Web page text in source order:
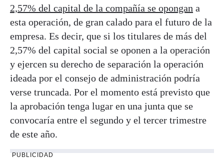
2,57% del capital de la compañía se opongan a
esta operación, de gran calado para el futuro de la
empresa. Es decir, que si los titulares de más del
2,57% del capital social se oponen a la operación
y ejercen su derecho de separación la operación
ideada por el consejo de administración podría
verse truncada. Por el momento está previsto que
la aprobación tenga lugar en una junta que se
convocaría entre el segundo y el tercer trimestre
de este año.
PUBLICIDAD